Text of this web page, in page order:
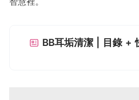
BB耳垢清潔 | 目錄 +